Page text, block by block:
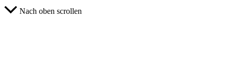
Nach oben scrollen